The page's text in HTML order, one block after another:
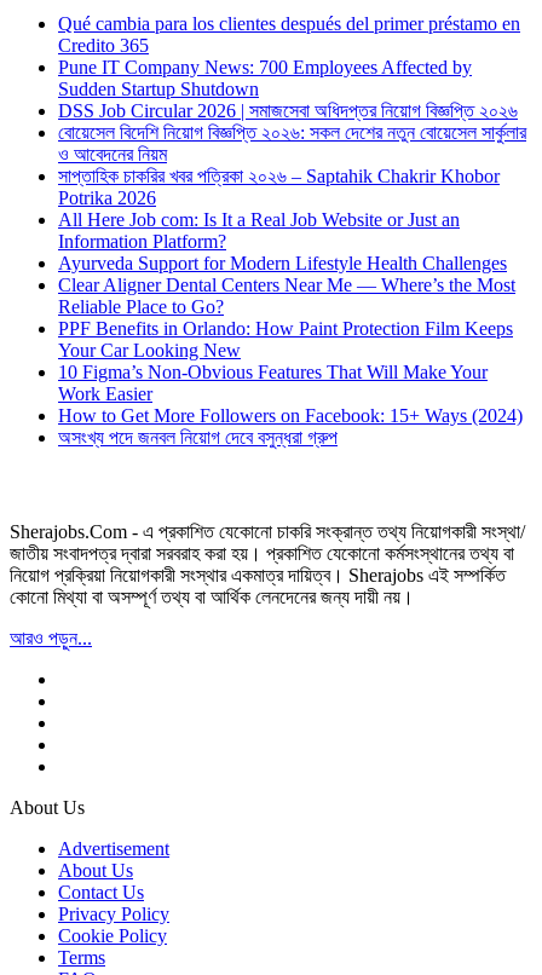
Qué cambia para los clientes después del primer préstamo en
Credito 365
Pune IT Company News: 700 Employees Affected by
Sudden Startup Shutdown
DSS Job Circular 2026 | সমাজসেবা অধিদপ্তর নিয়োগ বিজ্ঞপ্তি ২০২৬
বোয়েসেল বিদেশি নিয়োগ বিজ্ঞপ্তি ২০২৬: সকল দেশের নতুন বোয়েসেল সার্কুলার
ও আবেদনের নিয়ম
সাপ্তাহিক চাকরির খবর পত্রিকা ২০২৬ – Saptahik Chakrir Khobor
Potrika 2026
All Here Job com: Is It a Real Job Website or Just an
Information Platform?
Ayurveda Support for Modern Lifestyle Health Challenges
Clear Aligner Dental Centers Near Me — Where’s the Most
Reliable Place to Go?
PPF Benefits in Orlando: How Paint Protection Film Keeps
Your Car Looking New
10 Figma’s Non-Obvious Features That Will Make Your
Work Easier
How to Get More Followers on Facebook: 15+ Ways (2024)
অসংখ্য পদে জনবল নিয়োগ দেবে বসুন্ধরা গ্রুপ
Sherajobs.Com - এ প্রকাশিত যেকোনো চাকরি সংক্রান্ত তথ্য নিয়োগকারী সংস্থা/
জাতীয় সংবাদপত্র দ্বারা সরবরাহ করা হয়। প্রকাশিত যেকোনো কর্মসংস্থানের তথ্য বা
নিয়োগ প্রক্রিয়া নিয়োগকারী সংস্থার একমাত্র দায়িত্ব। Sherajobs এই সম্পর্কিত
কোনো মিথ্যা বা অসম্পূর্ণ তথ্য বা আর্থিক লেনদেনের জন্য দায়ী নয়।
আরও পড়ুন...
About Us
Advertisement
About Us
Contact Us
Privacy Policy
Cookie Policy
Terms